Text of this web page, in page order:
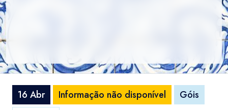
16 Abr Informação não disponível
Góis